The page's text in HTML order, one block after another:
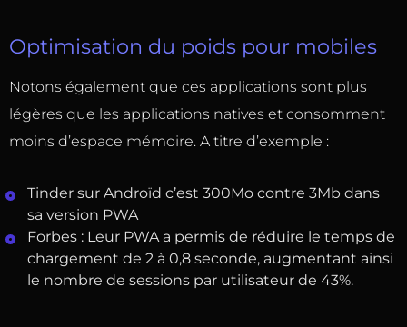
Optimisation du poids pour mobiles
Notons également que ces applications sont plus
légères que les applications natives et consomment
moins d’espace mémoire. A titre d’exemple :
Tinder sur Androïd c’est 300Mo contre 3Mb dans
sa version PWA
Forbes : Leur PWA a permis de réduire le temps de
chargement de 2 à 0,8 seconde, augmentant ainsi
le nombre de sessions par utilisateur de 43%.